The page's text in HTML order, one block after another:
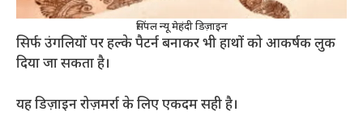
सिंपल न्यू मेहंदी डिज़ाइन
सिर्फ उंगलियों पर हल्के पैटर्न बनाकर भी हाथों को आकर्षक लुक
दिया जा सकता है।
यह डिज़ाइन रोज़मर्रा के लिए एकदम सही है।